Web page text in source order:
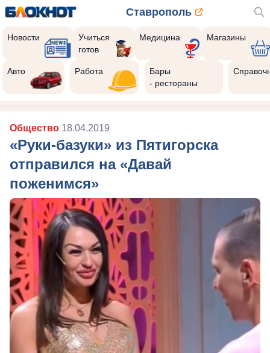
Ставрополь
Новости
Учиться
готов
Медицина Магазины
Авто Работа
Бары
- рестораны
Общество 18.04.2019
«Руки-базуки» из Пятигорска
отправился на «Давай
поженимся»